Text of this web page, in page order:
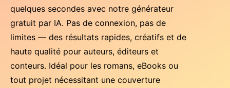
quelques secondes avec notre générateur
gratuit par IA. Pas de connexion, pas de
limites — des résultats rapides, créatifs et de
haute qualité pour auteurs, éditeurs et
conteurs. Idéal pour les romans, eBooks ou
tout projet nécessitant une couverture